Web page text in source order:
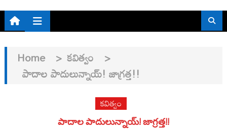
Home > కవిత్వం >
పాదాల పాదులున్నాయ్! జాగ్రత్త!!
కవిత్వం
పాదాల పాదులున్నాయ్! జాగ్రత్త!!